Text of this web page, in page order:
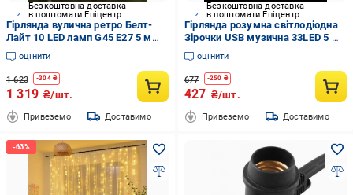
Безкоштовна доставка
в поштомати Епіцентр
Гірлянда вулична ретро Белт-
Лайт 10 LED ламп G45 E27 5 м
IP44 220 В Білий теплий (38-
6508)
оцінити
1 623 -304₴
1 319 ₴/шт.
Привеземо Доставимо
Безкоштовна доставка
в поштомати Епіцентр
Гірлянда розумна світлодіодна
Зірочки USB музична 33LED 5 м
Multi (99296342)
оцінити
677 -250 ₴
427 ₴/шт.
Привеземо Доставимо